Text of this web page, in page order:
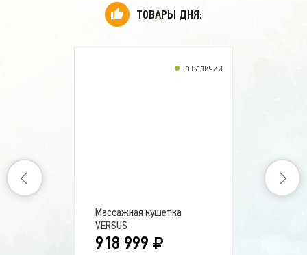
268 100
ВЫ ЭКОНОМИТЕ: 21 900 р.
ТОВАРЫ ДНЯ:
Массажная кушетка
VERSUS
918 999
в наличии